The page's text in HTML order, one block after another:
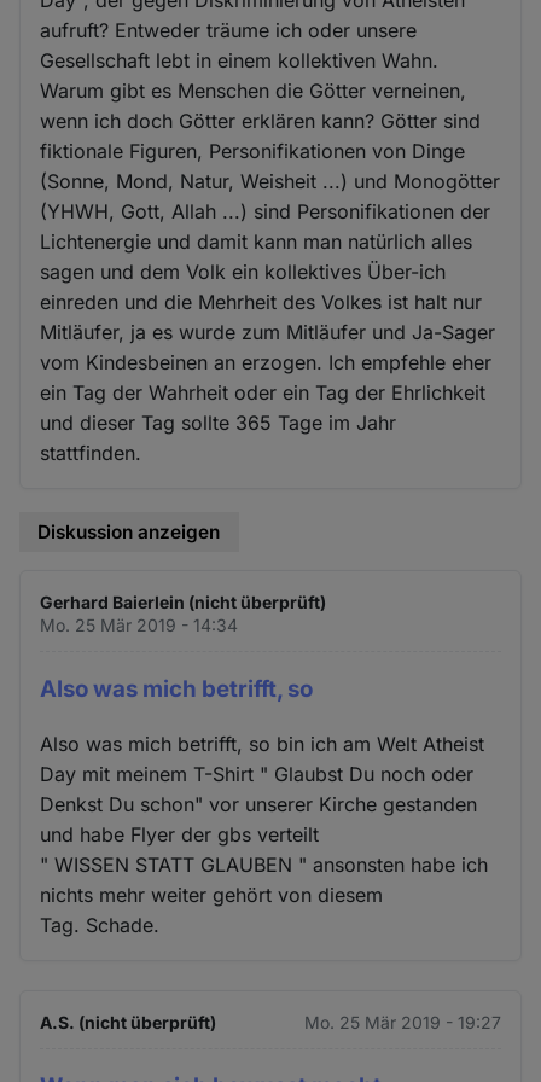
aufruft? Entweder träume ich oder unsere
Gesellschaft lebt in einem kollektiven Wahn.
Warum gibt es Menschen die Götter verneinen,
wenn ich doch Götter erklären kann? Götter sind
fiktionale Figuren, Personifikationen von Dinge
(Sonne, Mond, Natur, Weisheit ...) und Monogötter
(YHWH, Gott, Allah ...) sind Personifikationen der
Lichtenergie und damit kann man natürlich alles
sagen und dem Volk ein kollektives Über-ich
einreden und die Mehrheit des Volkes ist halt nur
Mitläufer, ja es wurde zum Mitläufer und Ja-Sager
vom Kindesbeinen an erzogen. Ich empfehle eher
ein Tag der Wahrheit oder ein Tag der Ehrlichkeit
und dieser Tag sollte 365 Tage im Jahr
stattfinden.
Diskussion anzeigen
Gerhard Baierlein (nicht überprüft)
Mo. 25 Mär 2019 - 14:34
Also was mich betrifft, so
Also was mich betrifft, so bin ich am Welt Atheist
Day mit meinem T-Shirt " Glaubst Du noch oder
Denkst Du schon" vor unserer Kirche gestanden
und habe Flyer der gbs verteilt
" WISSEN STATT GLAUBEN " ansonsten habe ich
nichts mehr weiter gehört von diesem
Tag. Schade.
A.S. (nicht überprüft) Mo. 25 Mär 2019 - 19:27